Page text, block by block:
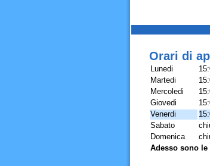
Orari di
Lunedi
Martedi
Mercoledi
Giovedi
Venerdi
Sabato
Domenica
Adesso sono le